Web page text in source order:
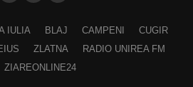
IULIA BLAJ CAMPENI
CUGIR
ZLATNA
RADIO UNIREA FM
ZIAREONLINE24